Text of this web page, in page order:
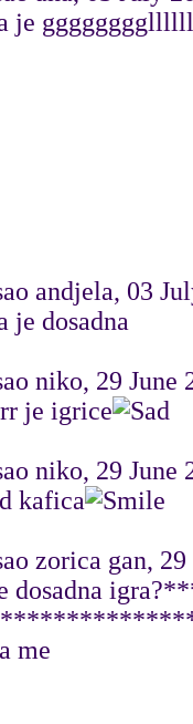
je
andjela, 03
je dosadna
niko, 29 June
je igrice
niko, 29 June
kafica
zorica gan, 29
dosadna
me